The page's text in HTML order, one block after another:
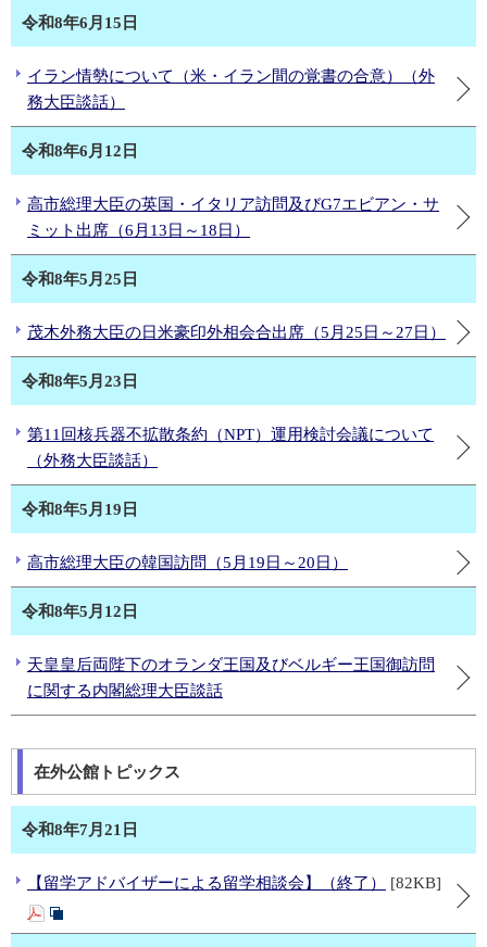
令和8年6月15日
イラン情勢について（米・イラン間の覚書の合意）（外
務大臣談話）
令和8年6月12日
高市総理大臣の英国・イタリア訪問及びG7エビアン・サ
ミット出席（6月13日～18日）
令和8年5月25日
茂木外務大臣の日米豪印外相会合出席（5月25日～27日）
令和8年5月23日
第11回核兵器不拡散条約（NPT）運用検討会議について
（外務大臣談話）
令和8年5月19日
高市総理大臣の韓国訪問（5月19日～20日）
令和8年5月12日
天皇皇后両陛下のオランダ王国及びベルギー王国御訪問
に関する内閣総理大臣談話
在外公館トピックス
令和8年7月21日
【留学アドバイザーによる留学相談会】（終了） [82KB]